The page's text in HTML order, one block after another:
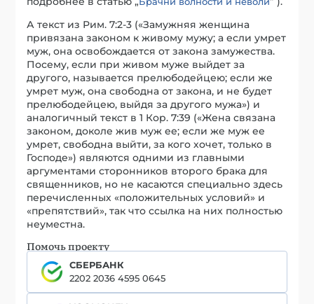
А текст из Рим. 7:2-3 («Замужняя женщина
привязана законом к живому мужу; а если умрет
муж, она освобождается от закона замужества.
Посему, если при живом муже выйдет за
другого, называется прелюбодейцею; если же
умрет муж, она свободна от закона, и не будет
прелюбодейцею, выйдя за другого мужа») и
аналогичный текст в 1 Кор. 7:39 («Жена связана
законом, доколе жив муж ее; если же муж ее
умрет, свободна выйти, за кого хочет, только в
Господе») являются одними из главными
аргументами сторонников второго брака для
священников, но не касаются специально здесь
перечисленных «положительных условий» и
«препятствий», так что ссылка на них полностью
неуместна.
Помочь проекту
СБЕРБАНК
2202 2036 4595 0645